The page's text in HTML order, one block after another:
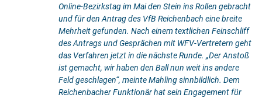
Online-Bezirkstag im Mai den Stein ins Rollen gebracht
und für den Antrag des VfB Reichenbach eine breite
Mehrheit gefunden. Nach einem textlichen Feinschliff
des Antrags und Gesprächen mit WFV-Vertretern geht
das Verfahren jetzt in die nächste Runde. „Der Anstoß
ist gemacht, wir haben den Ball nun weit ins andere
Feld geschlagen“, meinte Mahling sinnbildlich. Dem
Reichenbacher Funktionär hat sein Engagement für